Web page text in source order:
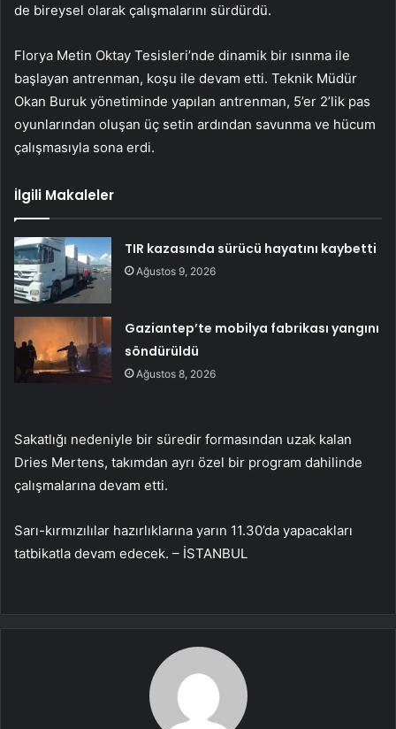
de bireysel olarak çalışmalarını sürdürdü.
Florya Metin Oktay Tesisleri’nde dinamik bir ısınma ile
başlayan antrenman, koşu ile devam etti. Teknik Müdür
Okan Buruk yönetiminde yapılan antrenman, 5’er 2’lik pas
oyunlarından oluşan üç setin ardından savunma ve hücum
çalışmasıyla sona erdi.
İlgili Makaleler
TIR kazasında sürücü hayatını kaybetti
Ağustos 9, 2026
Gaziantep’te mobilya fabrikası yangını
söndürüldü
Ağustos 8, 2026
Sakatlığı nedeniyle bir süredir formasından uzak kalan
Dries Mertens, takımdan ayrı özel bir program dahilinde
çalışmalarına devam etti.
Sarı-kırmızılılar hazırlıklarına yarın 11.30’da yapacakları
tatbikatla devam edecek. – İSTANBUL